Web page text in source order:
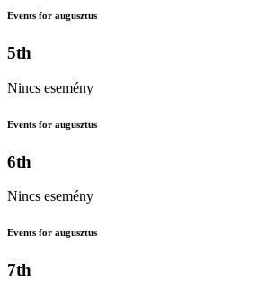
Events for augusztus
5th
Nincs esemény
Events for augusztus
6th
Nincs esemény
Events for augusztus
7th